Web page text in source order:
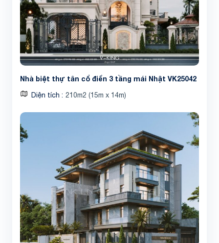
Nhà biệt thự tân cổ điển 3 tầng mái Nhật VK25042
Diện tích 210m2 (15m x 14m)